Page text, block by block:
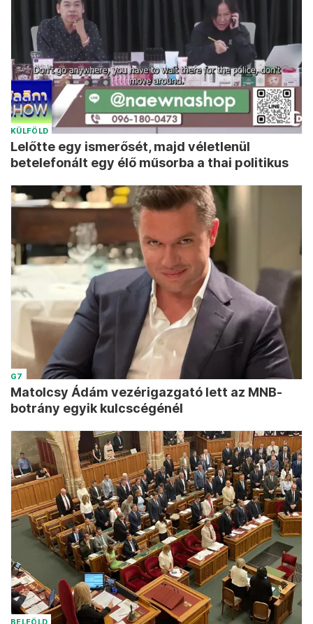
KÜLFÖLD
Lelőtte egy ismerősét, majd véletlenül
betelefonált egy élő műsorba a thai politikus
G7
Matolcsy Ádám vezérigazgató lett az MNB-
botrány egyik kulcscégénél